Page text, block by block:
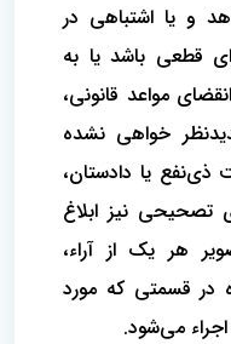
و یا اشتباهی در
قطعی باشد یا به
مواعد قانونی،
خواهی نشده
ذی‌نفع یا دادستان،
نیز ابلاغ
هر یک از آراء،
در قسمتی که مورد
می‌شود.